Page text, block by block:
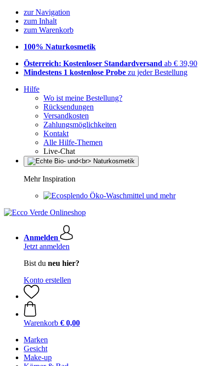
zur Navigation
zum Inhalt
zum Warenkorb
100% Naturkosmetik
Österreich: Kostenloser Standardversand ab € 39,90
Mindestens 1 kostenlose Probe zu jeder Bestellung
Hilfe
Wo ist meine Bestellung?
Rücksendungen
Versandkosten
Zahlungsmöglichkeiten
Kontakt
Alle Hilfe-Themen
Live-Chat
Mehr Inspiration
Öko-Waschmittel und mehr
Anmelden
Jetzt anmelden
Bist du neu hier?
Konto erstellen
Warenkorb € 0,00
Marken
Gesicht
Make-up